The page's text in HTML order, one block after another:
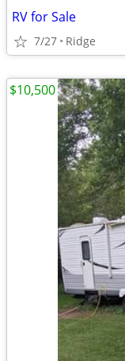
RV for Sale
7/27 Ridge
$10,500